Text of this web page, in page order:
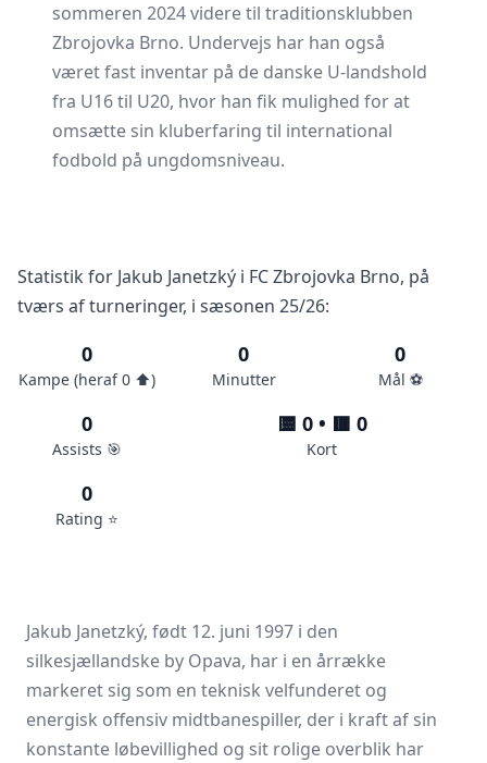
sommeren 2024 videre til traditionsklubben
Zbrojovka Brno. Undervejs har han også
været fast inventar på de danske U-landshold
fra U16 til U20, hvor han fik mulighed for at
omsætte sin kluberfaring til international
fodbold på ungdomsniveau.
Statistik for Jakub Janetzký i FC Zbrojovka Brno, på
tværs af turneringer, i sæsonen 25/26:
0
Kampe (heraf 0 ⬆️)
0
Minutter
0
Mål ⚽️
0
Assists 🎯
🟨 0 • 🟥 0
Kort
0
Rating ⭐️
Jakub Janetzký, født 12. juni 1997 i den
silkesjællandske by Opava, har i en årrække
markeret sig som en teknisk velfunderet og
energisk offensiv midtbanespiller, der i kraft af sin
konstante løbevillighed og sit rolige overblik har